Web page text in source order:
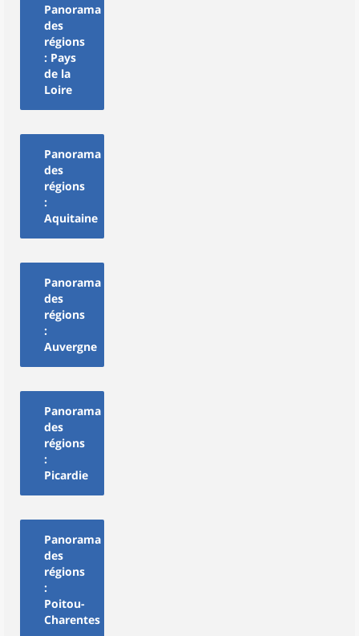
Panorama
des
régions
: Pays
de la
Loire
Panorama
des
régions
:
Aquitaine
Panorama
des
régions
:
Auvergne
Panorama
des
régions
:
Picardie
Panorama
des
régions
:
Poitou-
Charentes